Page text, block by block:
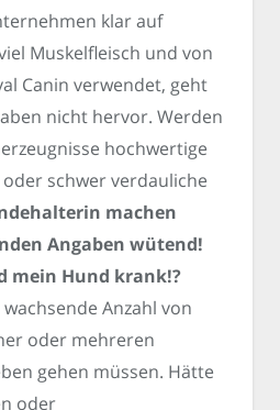
klar auf
Muskelfleisch und von
Canin verwendet, geht
nicht hervor. Werden
hochwertige
schwer verdauliche
machen
Angaben wütend!
mein Hund krank!?
Anzahl von
oder mehreren
gehen müssen. Hätte
oder